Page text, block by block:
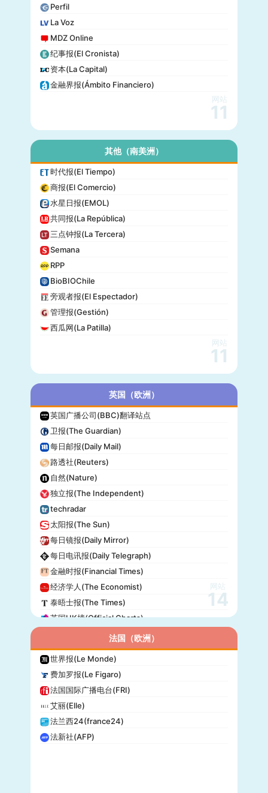
Perfil
La Voz
MDZ Online
纪事报(El Cronista)
资本(La Capital)
金融界报(Ámbito Financiero)
网站
11
其他（南美洲）
时代报(El Tiempo)
商报(El Comercio)
水星日报(EMOL)
共同报(La República)
三点钟报(La Tercera)
Semana
RPP
BioBIOChile
旁观者报(El Espectador)
管理报(Gestión)
西瓜网(La Patilla)
网站
11
英国（欧洲）
英国广播公司(BBC)翻译站点
卫报(The Guardian)
每日邮报(Daily Mail)
路透社(Reuters)
自然(Nature)
独立报(The Independent)
techradar
太阳报(The Sun)
每日镜报(Daily Mirror)
每日电讯报(Daily Telegraph)
金融时报(Financial Times)
经济学人(The Economist)
泰晤士报(The Times)
英国UK榜(Official Charts)
网站
14
法国（欧洲）
世界报(Le Monde)
费加罗报(Le Figaro)
法国国际广播电台(FRI)
艾丽(Elle)
法兰西24(france24)
法新社(AFP)